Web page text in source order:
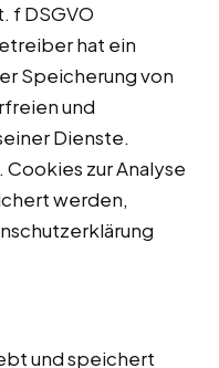
f DSGVO
hat ein
Speicherung von
und
Dienste.
zur Analyse
werden,
und speichert